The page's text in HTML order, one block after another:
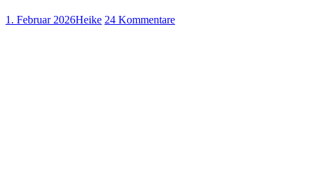
1. Februar 2026Heike 24 Kommentare